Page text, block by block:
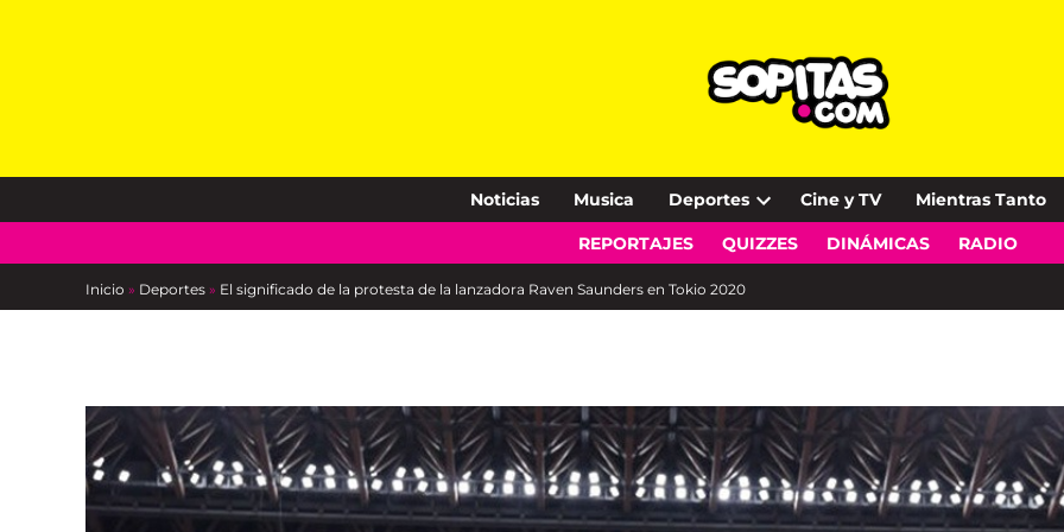
Noticias Musica Deportes
Open
dropdown
Cine y TV Mientras Tanto
REPORTAJES QUIZZES DINÁMICAS RADIO
Inicio » Deportes » El significado de la protesta de la lanzadora Raven Saunders en Tokio 2020